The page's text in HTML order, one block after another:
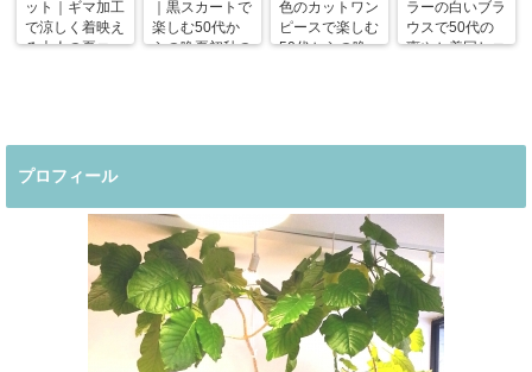
ット｜ギマ加工
で涼しく着映え
る大人の夏コー
｜黒スカートで
楽しむ50代か
らの晩夏初秋の
色のカットワン
ピースで楽しむ
50代からの晩
ラーの白いブラ
ウスで50代の
爽やか着回しコ
プロフィール